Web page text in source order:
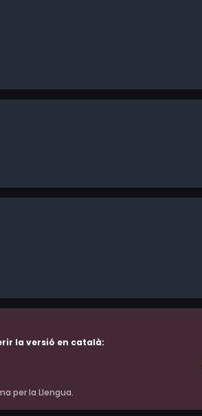
la versió en català:
per la Llengua.